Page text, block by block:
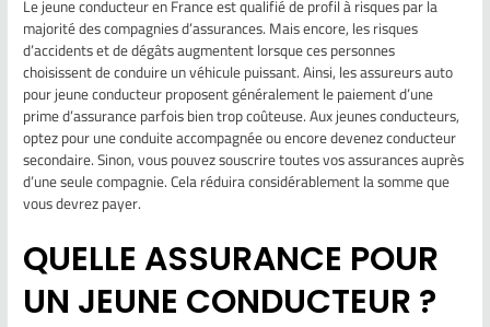
Le jeune conducteur en France est qualifié de profil à risques par la
majorité des compagnies d’assurances. Mais encore, les risques
d’accidents et de dégâts augmentent lorsque ces personnes
choisissent de conduire un véhicule puissant. Ainsi, les assureurs auto
pour jeune conducteur proposent généralement le paiement d’une
prime d’assurance parfois bien trop coûteuse. Aux jeunes conducteurs,
optez pour une conduite accompagnée ou encore devenez conducteur
secondaire. Sinon, vous pouvez souscrire toutes vos assurances auprès
d’une seule compagnie. Cela réduira considérablement la somme que
vous devrez payer.
QUELLE ASSURANCE POUR
UN JEUNE CONDUCTEUR ?